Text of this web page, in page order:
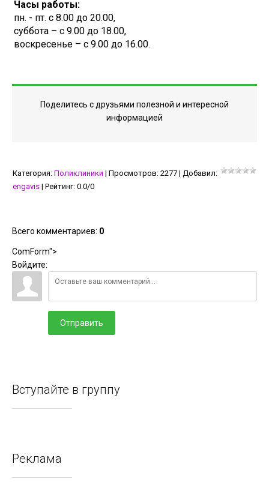
Часы работы:
пн. - пт. с 8.00 до 20.00,
суббота – с 9.00 до 18.00,
воскресенье – с 9.00 до 16.00.
Поделитесь с друзьями полезной и интересной
информацией
Категория: Поликлиники | Просмотров: 2277 | Добавил:
engavis | Рейтинг: 0.0/0
Всего комментариев: 0
ComForm">
Войдите:
Отправить
Вступайте в группу
Реклама